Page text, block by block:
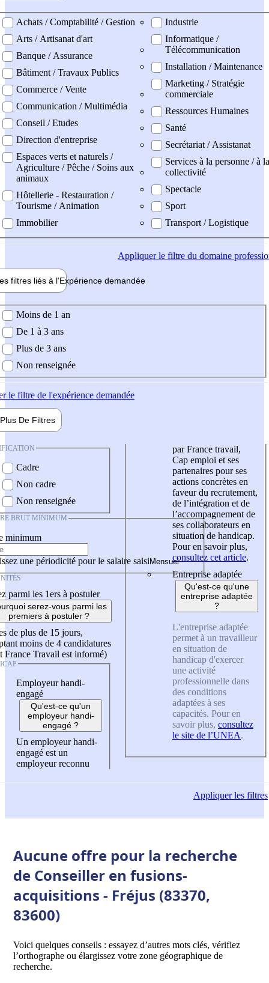
professionel
Achats / Comptabilité / Gestion
Arts / Artisanat d'art
Banque / Assurance
Bâtiment / Travaux Publics
Commerce / Vente
Communication / Multimédia
Conseil / Etudes
Direction d'entreprise
Espaces verts et naturels /
Agriculture / Pêche / Soins aux
animaux
Hôtellerie - Restauration /
Tourisme / Animation
Immobilier
Industrie
Informatique /
Télécommunication
Installation / Maintenance
Marketing / Stratégie
commerciale
Ressources Humaines
Santé
Secrétariat / Assistanat
Services à la personne / à la
collectivité
Spectacle
Sport
Transport / Logistique
Appliquerle filtre du domaine
filtres liés à l'Expérience demandée
demandée
Moins de 1 an
De 1 à 3 ans
Plus de 3 ans
Non renseignée
le filtre de l'expérience demandée
Plus De Filtres
Cadre
Non cadre
Non renseignée
BRUT MINIMUM
minimum
une périodicité pour le salaire saisi
parmi les 1ers à postuler
serez-vous parmi les
premiers à postuler ?
de plus de 15 jours,
moins de 4 candidatures
France Travail est informé)
Employeur handi-
engagé
Qu'est-ce qu'un
employeur handi-
engagé ?
Un employeur handi-
engagé est un
employeur reconnu
par France travail,
Cap emploi et ses
partenaires pour ses
actions concrètes en
faveur du recrutement,
de l’intégration et de
l’accompagnement de
ses collaborateurs en
situation de handicap.
Pour en savoir plus,
consultez cet article.
Entreprise adaptée
Qu'est-ce qu'une
entreprise adaptée
?
L'entreprise adaptée
permet à un travailleur
en situation de
handicap d'exercer
une activité
professionnelle dans
des conditions
adaptées à ses
capacités. Pour en
savoir plus, consultez
le site de l’UNEA.
Appliquerles filtres
Aucune offre pour la recherche
de Conseiller en fusions-
acquisitions - Fréjus (83370,
83600)
Voici quelques conseils : essayez d’autres mots clés, vérifiez
l’orthographe ou élargissez votre zone géographique de
recherche.